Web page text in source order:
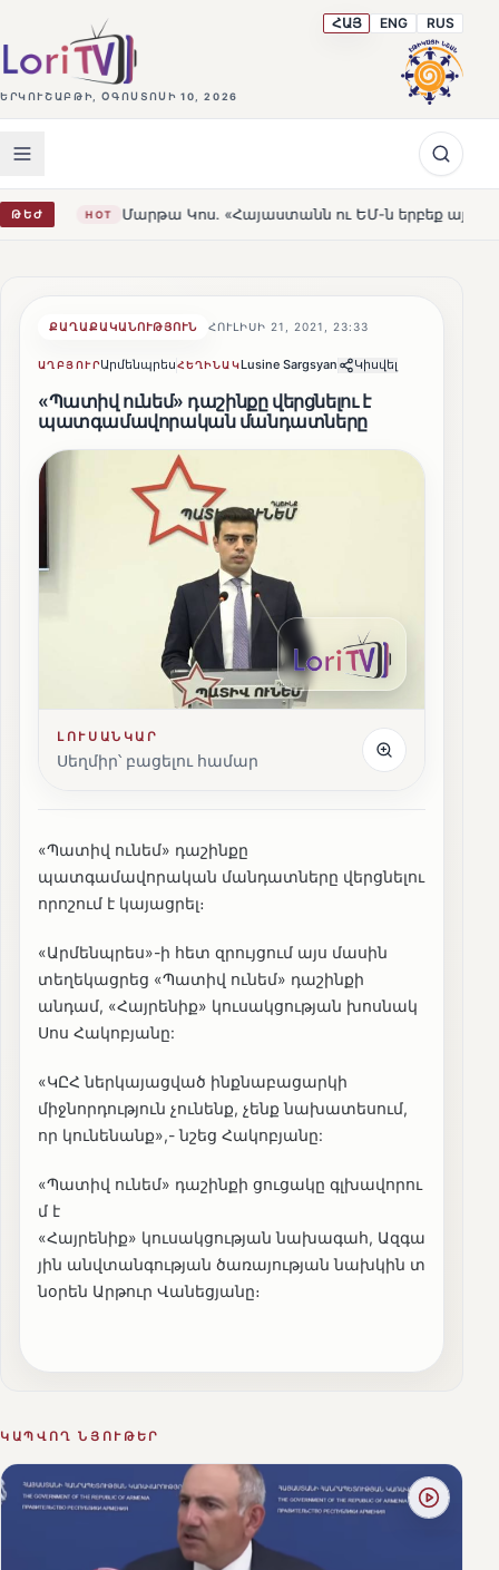
ԵՐԿՈՒՇԱԲԹԻ, ՕԳՈՍՏՈՍԻ 10, 2026
ՀԱՅ ENG RUS
ԹԵԺ
Մարթա Կոս. «Հայաստանն ու ԵՄ-ն երբեք այսքան մոտ չեն
ՔԱՂԱՔԱԿԱՆՈՒԹՅՈՒՆ ՀՈՒԼԻՍԻ 21, 2021, 23:33
ԱՂԲՅՈՒՐԱրմենպրեսՀԵՂԻՆԱԿLusine Sargsyan Կիսվել
«Պատիվ ունեմ» դաշինքը վերցնելու է
պատգամավորական մանդատները
ԼՈՒՍԱՆԿԱՐ
Սեղմիր՝ բացելու համար
«Պատիվ ունեմ» դաշինքը
պատգամավորական մանդատները վերցնելու
որոշում է կայացրել։
«Արմենպրես»-ի հետ զրույցում այս մասին
տեղեկացրեց «Պատիվ ունեմ» դաշինքի
անդամ, «Հայրենիք» կուսակցության խոսնակ
Սոս Հակոբյանը:
«ԿԸՀ ներկայացված ինքնաբացարկի
միջնորդություն չունենք, չենք նախատեսում,
որ կունենանք»,- նշեց Հակոբյանը:
«Պատիվ ունեմ» դաշինքի ցուցակը գլխավորու
մ է
«Հայրենիք» կուսակցության նախագահ, Ազգա
յին անվտանգության ծառայության նախկին տ
նօրեն Արթուր Վանեցյանը։
ԿԱՊՎՈՂ ՆՅՈՒԹԵՐ